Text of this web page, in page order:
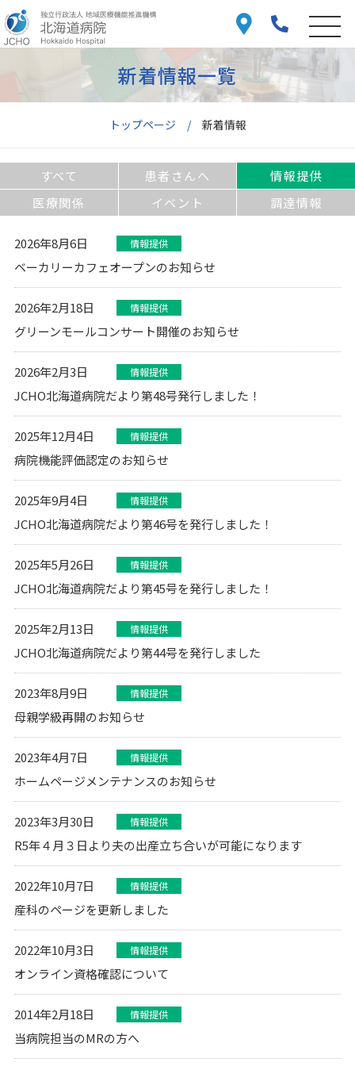
トップページ 新着情報
新着情報一覧
すべて 患者さんへ
情報提供
医療関係
イベント 調達情報
2026年8月6日 情報提供
ベーカリーカフェオープンのお知らせ
2026年2月18日 情報提供
グリーンモールコンサート開催のお知らせ
2026年2月3日 情報提供
JCHO北海道病院だより第48号発行しました！
2025年12月4日 情報提供
病院機能評価認定のお知らせ
2025年9月4日 情報提供
JCHO北海道病院だより第46号を発行しました！
2025年5月26日 情報提供
JCHO北海道病院だより第45号を発行しました！
2025年2月13日 情報提供
JCHO北海道病院だより第44号を発行しました
2023年8月9日 情報提供
母親学級再開のお知らせ
2023年4月7日 情報提供
ホームページメンテナンスのお知らせ
2023年3月30日 情報提供
R5年４月３日より夫の出産立ち合いが可能になります
2022年10月7日 情報提供
産科のページを更新しました
2022年10月3日 情報提供
オンライン資格確認について
2014年2月18日 情報提供
当病院担当のMRの方へ